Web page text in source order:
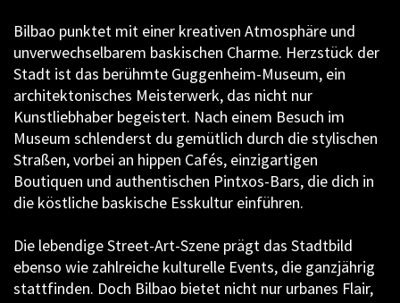
Bilbao punktet mit einer kreativen Atmosphäre und
unverwechselbarem baskischen Charme. Herzstück der
Stadt ist das berühmte Guggenheim-Museum, ein
architektonisches Meisterwerk, das nicht nur
Kunstliebhaber begeistert. Nach einem Besuch im
Museum schlenderst du gemütlich durch die stylischen
Straßen, vorbei an hippen Cafés, einzigartigen
Boutiquen und authentischen Pintxos-Bars, die dich in
die köstliche baskische Esskultur einführen.
Die lebendige Street-Art-Szene prägt das Stadtbild
ebenso wie zahlreiche kulturelle Events, die ganzjährig
stattfinden. Doch Bilbao bietet nicht nur urbanes Flair,